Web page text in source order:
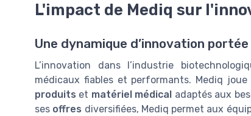
L'impact de Mediq sur
Une dynamique d’innovation
L’innovation dans l’industrie
médicaux fiables et performants. Mediq
produits et matériel médical adaptés aux
ses offres diversifiées, Mediq permet aux